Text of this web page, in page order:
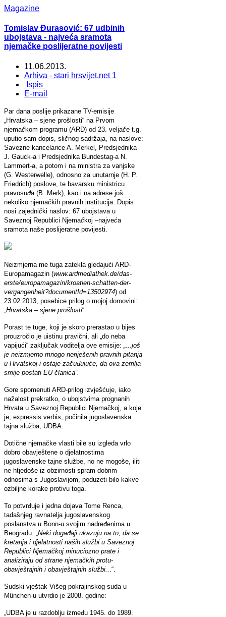
Magazine
Tomislav Đurasović: 67 udbinih
ubojstava - najveća sramota
njemačke poslijeratne povijesti
11.06.2013.
Arhiva - stari hrsvijet.net 1
Ispis
E-mail
Par dana poslije prikazane TV-emisije
„Hrvatska – sjene prošlosti“ na Prvom
njemačkom programu (ARD) od 23. veljače t.g.
uputio sam dopis, sličnog sadržaja, na naslove:
Savezne kancelarice A. Merkel, Predsjednika
J. Gauck-a i Predsjednika Bundestag-a N.
Lammert-a, a potom i na ministra za vanjske
(G. Westerwelle), odnosno za unutarnje (H. P.
Friedrich) poslove, te bavarsku ministricu
pravosuđa (B. Merk), kao i na adrese još
nekoliko njemačkih pravnih institucija. Dopis
nosi zajednički naslov: 67 ubojstava u
Saveznoj Republici Njemačkoj –najveća
sramota naše poslijeratne povijesti.
Neizmjerna me tuga zatekla gledajući ARD-
Europamagazin (www.ardmediathek.de/das-
erste/europamagazin/kroatien-schatten-der-
vergangenheit?documentId=13502974) od
23.02.2013, posebice prilog o mojoj domovini:
Hrvatska – sjene prošlosti“.
Porast te tuge, koji je skoro prerastao u bijes
prouzročio je uistinu pravični, ali „do neba
vapijući“ zaključak voditelja ove emisije:
„...još
je neizmjerno mnogo neriješenih pravnih pitanja
u Hrvatskoj i ostaje začuđujuće, da ova zemlja
smije postati EU članica“.
Gore spomenuti ARD-prilog izvješćuje, iako
nažalost prekratko, o ubojstvima prognanih
Hrvata u Saveznoj Republici Njemačkoj, a koje
je, expressis verbis, počinila jugoslavenska
tajna služba, UDBA.
Dotične njemačke vlasti bile su izgleda vrlo
dobro obavještene o djelatnostima
jugoslavenske tajne službe, no ne mogoše, iliti
ne htjedoše iz obzirnosti spram dobrim
odnosima s Jugoslavijom, poduzeti bilo kakve
ozbiljne korake protivu toga.
To potvrđuje i jedna dojava Tome Renca,
tadašnjeg ravnatelja jugoslavenskog
poslanstva u Bonn-u svojim nadređenima u
Beogradu: „ Neki događaji ukazuju na to, da se
kretanja i djelatnosti naših službi u Saveznoj
Republici Njemačkoj minuciozno prate i
analiziraju od strane njemačkih protu-
obavještajnih i obavještajnih službi..
.“.
Sudski vještak Višeg pokrajinskog suda u
München-u utvrdio je 2008. godine:
„UDBA je u razdoblju između 1945. do 1989.